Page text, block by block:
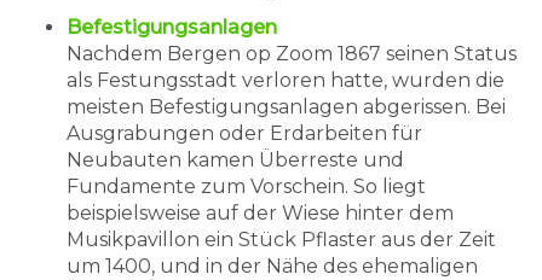
Befestigungsanlagen
Nachdem Bergen op Zoom 1867 seinen Status
als Festungsstadt verloren hatte, wurden die
meisten Befestigungsanlagen abgerissen. Bei
Ausgrabungen oder Erdarbeiten für
Neubauten kamen Überreste und
Fundamente zum Vorschein. So liegt
beispielsweise auf der Wiese hinter dem
Musikpavillon ein Stück Pflaster aus der Zeit
um 1400, und in der Nähe des ehemaligen